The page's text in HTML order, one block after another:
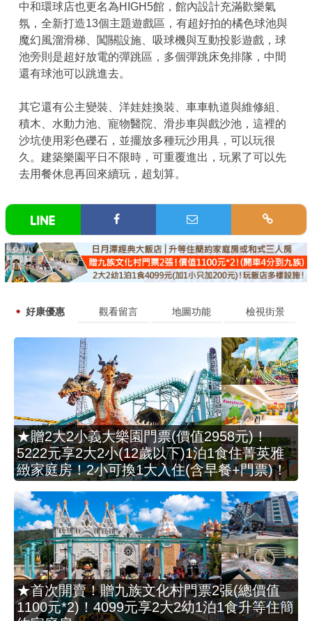
中和環球店也更名為HIGH5館，館內設計充滿歡樂氣
氛，全新打造13個主題遊戲區，有超好拍的橘色球池與
魔幻風溜滑梯、闖關設施、吸球機與互動投影遊戲，球
池旁則是超好放電的彈跳區，多個彈跳床免排隊，中間
還有球池可以跳進去。
其它還有公主變裝、洋娃娃換裝、車車軌道與維修組、
積木、水動力池、寵物醫院、滑步車與戲沙池，這裡的
沙坑使用彩色礫石，並擺放多種玩沙用具，可以玩很
久。建築樂園平日不限時，可重覆進出，玩累了可以先
去用餐休息再回來續玩，超划算。
好康優惠 觀看留言 地圖功能 檢視街景
★贈2大2小義大樂園門票(價值2958元)！
5222元享2大2小(12歲以下)1泊1食住菁英雅
緻家庭房！2小可換1大入住(含早餐+門票)！
★首次開賣！贈九族文化村門票2張(總價值
1100元*2)！4099元享2大2幼1泊1食升等住簡